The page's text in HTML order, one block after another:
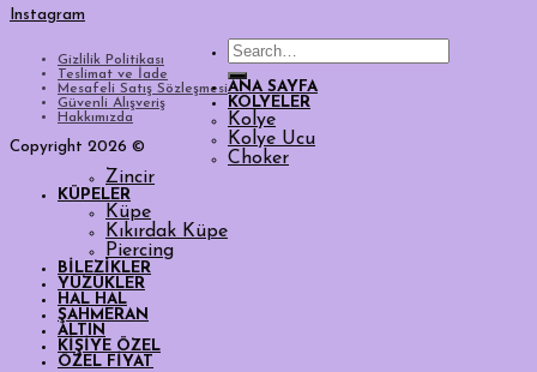
Instagram
Gizlilik Politikası
Teslimat ve İade
Mesafeli Satış Sözleşmesi
Güvenli Alışveriş
Hakkımızda
Copyright 2026 ©
Search
for:
ANA SAYFA
KOLYELER
Kolye
Kolye Ucu
Choker
Zincir
KÜPELER
Küpe
Kıkırdak Küpe
Piercing
BİLEZİKLER
YÜZÜKLER
HAL HAL
ŞAHMERAN
ALTIN
KİŞİYE ÖZEL
ÖZEL FİYAT